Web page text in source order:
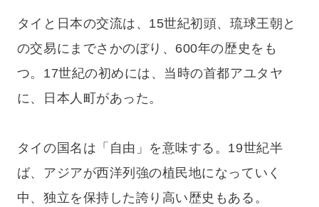
タイと日本の交流は、15世紀初頭、琉球王朝と
の交易にまでさかのぼり、600年の歴史をも
つ。17世紀の初めには、当時の首都アユタヤ
に、日本人町があった。
タイの国名は「自由」を意味する。19世紀半
ば、アジアが西洋列強の植民地になっていく
中、独立を保持した誇り高い歴史もある。